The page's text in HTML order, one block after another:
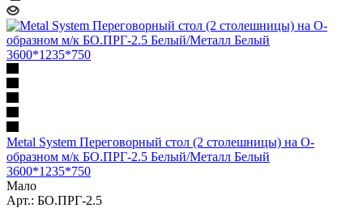
Metal System Переговорный стол (2 столешницы) на О-
образном м/к БО.ПРГ-2.5 Белый/Металл Белый
3600*1235*750
Мало
Арт.: БО.ПРГ-2.5